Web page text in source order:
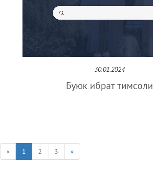
30.01.2024
Буюк ибрат тимсоли
« 1 2 3 »